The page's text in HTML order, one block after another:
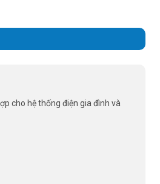
cho hệ thống điện gia đình và